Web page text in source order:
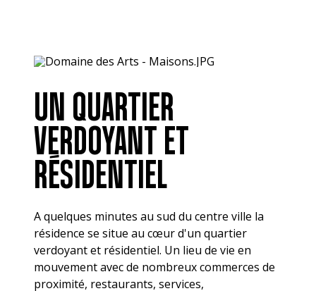
UN QUARTIER
VERDOYANT ET
RÉSIDENTIEL
A quelques minutes au sud du centre ville la
résidence se situe au cœur d'un quartier
verdoyant et résidentiel. Un lieu de vie en
mouvement avec de nombreux commerces de
proximité, restaurants, services,